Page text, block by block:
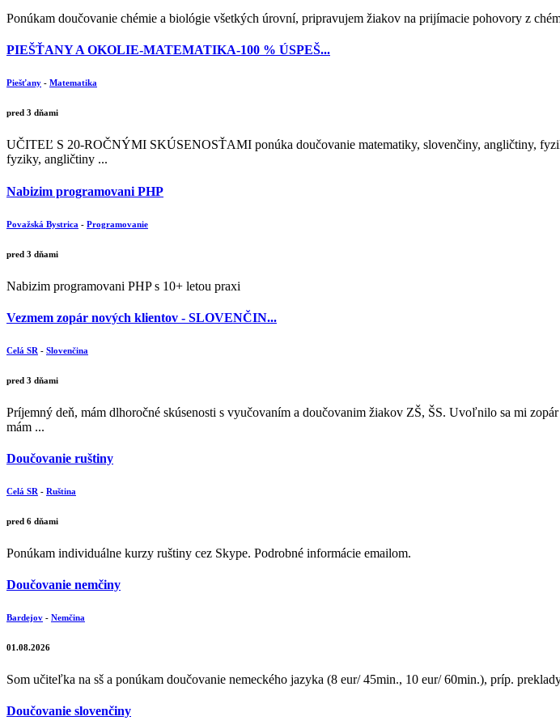
Ponúkam doučovanie chémie a biológie všetkých úrovní, pripravujem žiakov na prijímacie pohovory z
PIEŠŤANY A OKOLIE-MATEMATIKA-100 % ÚSPEŠ...
Piešťany - Matematika
pred 3 dňami
UČITEĽ S 20-ROČNÝMI SKÚSENOSŤAMI ponúka doučovanie matematiky, slovenčiny, angličtiny,
fyziky, angličtiny ...
Nabizim programovani PHP
Považská Bystrica - Programovanie
pred 3 dňami
Nabizim programovani PHP s 10+ letou praxi
Vezmem zopár nových klientov - SLOVENČIN...
Celá SR - Slovenčina
pred 3 dňami
Príjemný deň, mám dlhoročné skúsenosti s vyučovaním a doučovanim žiakov ZŠ, ŠS. Uvoľnilo sa mi
mám ...
Doučovanie ruštiny
Celá SR - Ruština
pred 6 dňami
Ponúkam individuálne kurzy ruštiny cez Skype. Podrobné informácie emailom.
Doučovanie nemčiny
Bardejov - Nemčina
01.08.2026
Som učiteľka na sš a ponúkam doučovanie nemeckého jazyka (8 eur/ 45min., 10 eur/ 60min.), príp.
Doučovanie slovenčiny